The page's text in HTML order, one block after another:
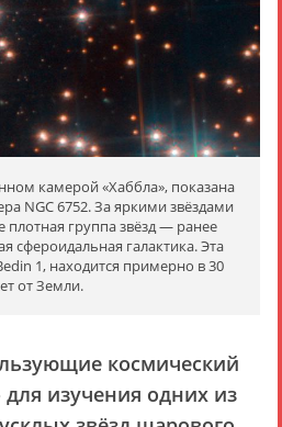
камерой «Хаббла», показана
NGC 6752. За яркими звёздами
плотная группа звёзд — ранее
сфероидальная галактика. Эта
1, находится примерно в 30
от Земли.
космический
для изучения одних из